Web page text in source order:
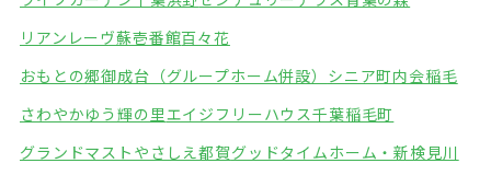
リアンレーヴ蘇壱番館百々花
おもとの郷御成台（グループホーム併設） シニア町内会稲毛
さわやかゆう輝の里エイジフリーハウス千葉稲毛町
グランドマストやさしえ都賀グッドタイムホーム・新検見川